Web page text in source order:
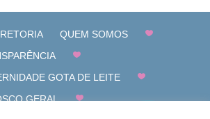
QUEM SOMOS
GOTA DE LEITE
GERAL